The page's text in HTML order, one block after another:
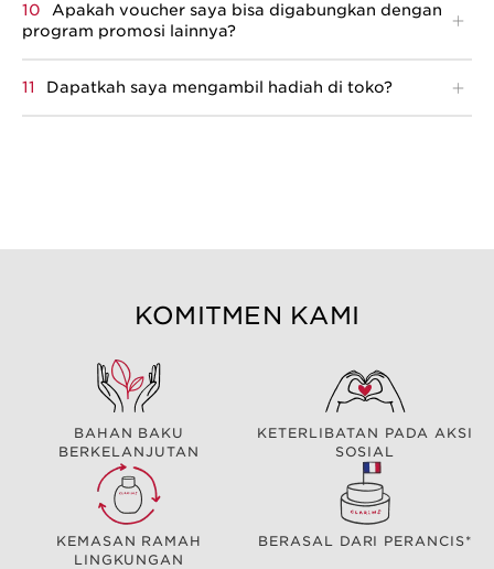
Apakah voucher saya bisa digabungkan dengan
program promosi lainnya?
Dapatkah saya mengambil hadiah di toko?
KOMITMEN KAMI
BAHAN BAKU
BERKELANJUTAN
KETERLIBATAN PADA AKSI
SOSIAL
KEMASAN RAMAH
LINGKUNGAN
BERASAL DARI PERANCIS*